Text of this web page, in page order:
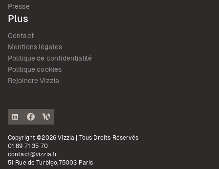
Presse
Plus
Contact
Mentions légales
Politique de confidentialité
Politique cookies
Rejoindre Vizzia
Copyright ©2026 Vizzia | Tous Droits Réservés
01 89 71 35 70
contact@vizzia.fr
51 Rue de Turbigo,75003 Paris